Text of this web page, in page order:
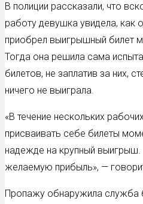
В полиции рассказали, что
работу девушка увидела, как
приобрел выигрышный билет
Тогда она решила сама
билетов, не заплатив за них,
ничего не выиграла.
«В течение нескольких
присваивать себе билеты
надежде на крупный выигрыш.
желаемую прибыль», —
Пропажу обнаружила служба